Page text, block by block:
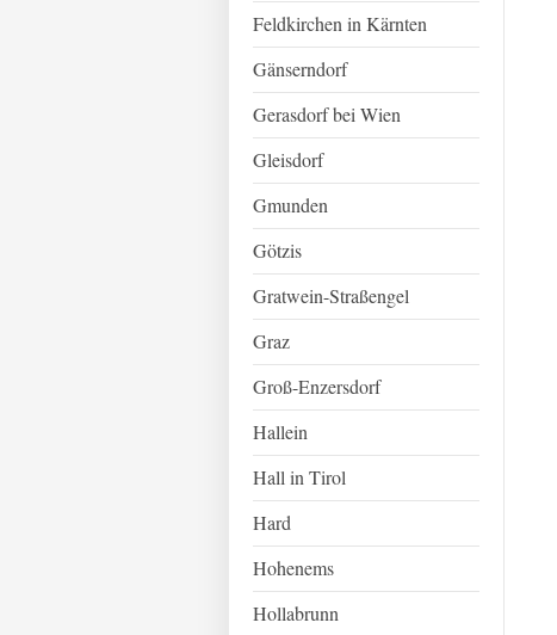
Feldkirchen in Kärnten
Gänserndorf
Gerasdorf bei Wien
Gleisdorf
Gmunden
Götzis
Gratwein-Straßengel
Graz
Groß-Enzersdorf
Hallein
Hall in Tirol
Hard
Hohenems
Hollabrunn